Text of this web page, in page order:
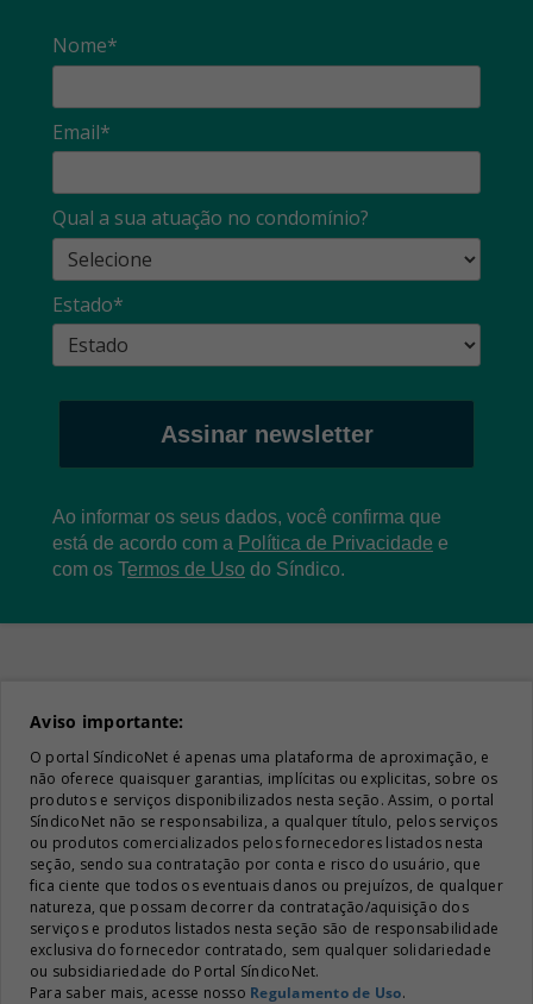
Nome*
Email*
Qual a sua atuação no condomínio?
Estado*
Assinar newsletter
Ao informar os seus dados, você confirma que
está de acordo com a Política de Privacidade e
com os Termos de Uso do Síndico.
Aviso importante:
O portal SíndicoNet é apenas uma plataforma de aproximação, e
não oferece quaisquer garantias, implícitas ou explicitas, sobre os
produtos e serviços disponibilizados nesta seção. Assim, o portal
SíndicoNet não se responsabiliza, a qualquer título, pelos serviços
ou produtos comercializados pelos fornecedores listados nesta
seção, sendo sua contratação por conta e risco do usuário, que
fica ciente que todos os eventuais danos ou prejuízos, de qualquer
natureza, que possam decorrer da contratação/aquisição dos
serviços e produtos listados nesta seção são de responsabilidade
exclusiva do fornecedor contratado, sem qualquer solidariedade
ou subsidiariedade do Portal SíndicoNet.
Para saber mais, acesse nosso Regulamento de Uso.